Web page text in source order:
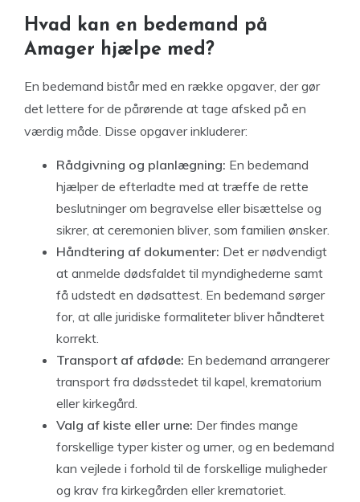
Hvad kan en bedemand på
Amager hjælpe med?
En bedemand bistår med en række opgaver, der gør
det lettere for de pårørende at tage afsked på en
værdig måde. Disse opgaver inkluderer:
Rådgivning og planlægning: En bedemand
hjælper de efterladte med at træffe de rette
beslutninger om begravelse eller bisættelse og
sikrer, at ceremonien bliver, som familien ønsker.
Håndtering af dokumenter: Det er nødvendigt
at anmelde dødsfaldet til myndighederne samt
få udstedt en dødsattest. En bedemand sørger
for, at alle juridiske formaliteter bliver håndteret
korrekt.
Transport af afdøde: En bedemand arrangerer
transport fra dødsstedet til kapel, krematorium
eller kirkegård.
Valg af kiste eller urne: Der findes mange
forskellige typer kister og urner, og en bedemand
kan vejlede i forhold til de forskellige muligheder
og krav fra kirkegården eller krematoriet.